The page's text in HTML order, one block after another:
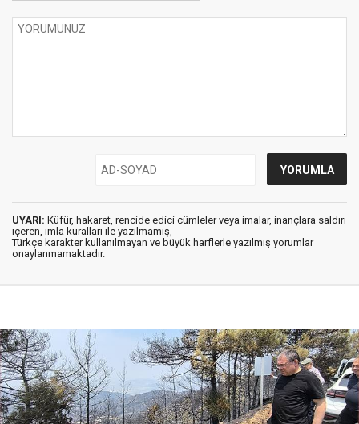
UYARI: Küfür, hakaret, rencide edici cümleler veya imalar, inançlara saldırı
içeren, imla kuralları ile yazılmamış,
Türkçe karakter kullanılmayan ve büyük harflerle yazılmış yorumlar
onaylanmamaktadır.